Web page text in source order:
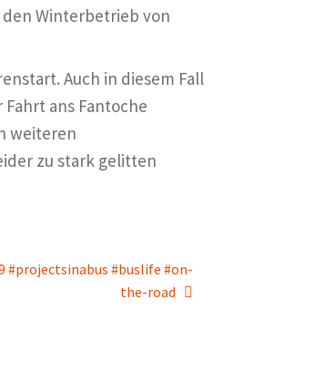
Winterbetrieb von
Auch in diesem Fall
ans Fantoche
weiteren
zu stark gelitten
#projectsinabus #buslife #on-
the-road